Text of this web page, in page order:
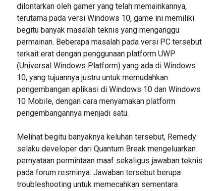
dilontarkan oleh gamer yang telah memainkannya,
terutama pada versi Windows 10, game ini memiliki
begitu banyak masalah teknis yang menganggu
permainan. Beberapa masalah pada versi PC tersebut
terkait erat dengan penggunaan platform UWP
(Universal Windows Platform) yang ada di Windows
10, yang tujuannya justru untuk memudahkan
pengembangan aplikasi di Windows 10 dan Windows
10 Mobile, dengan cara menyamakan platform
pengembangannya menjadi satu.
Melihat begitu banyaknya keluhan tersebut, Remedy
selaku developer dari Quantum Break mengeluarkan
pernyataan permintaan maaf sekaligus jawaban teknis
pada forum resminya. Jawaban tersebut berupa
troubleshooting untuk memecahkan sementara